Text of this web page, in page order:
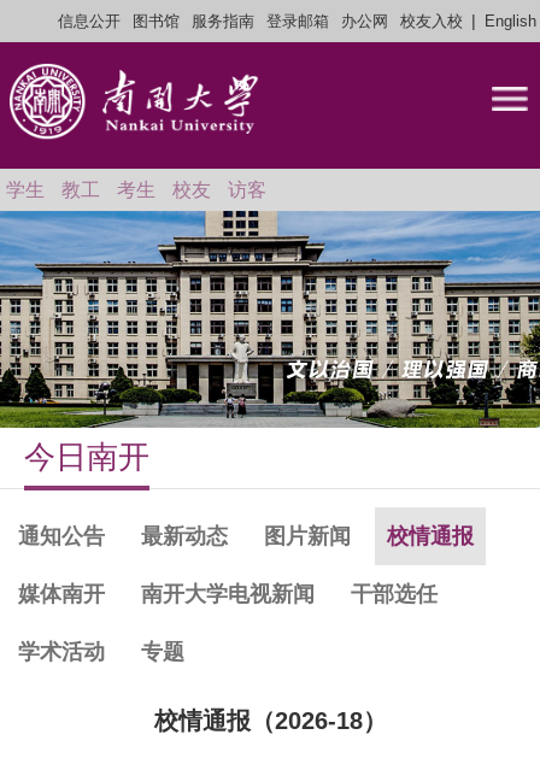
信息公开 图书馆 服务指南 登录邮箱 办公网 校友入校 | English
学生 教工 考生 校友 访客
今日南开
通知公告 最新动态 图片新闻 校情通报
媒体南开 南开大学电视新闻 干部选任
学术活动 专题
校情通报（2026-18）